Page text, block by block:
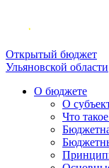
Открытый бюджет
Ульяновской области
О бюджете
О
Что